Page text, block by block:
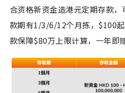
合资格新资金造港元定期存款
款期有1/3/6/12个月拣，$100
款保障$80万上限计算，一年即